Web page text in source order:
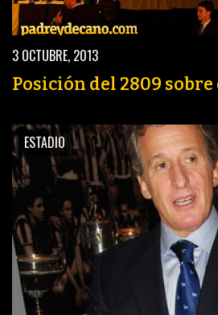
3 OCTUBRE, 2013
Posición del 2809
ESTADIO